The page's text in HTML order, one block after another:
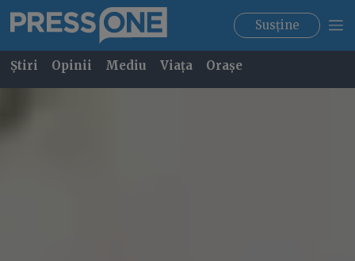
Susține
Știri Opinii Mediu Viața Orașe